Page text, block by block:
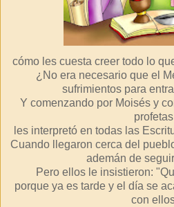
cómo les cuesta creer todo lo
¿No era necesario que el
sufrimientos para
Y comenzando por Moisés y
les interpretó en todas las
Cuando llegaron cerca del
ademán de
Pero ellos le insistieron:
porque ya es tarde y el día se
con